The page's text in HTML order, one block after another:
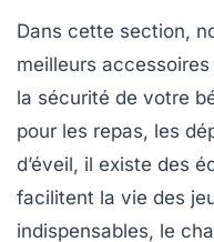
Dans cette section,
meilleurs accessoires
la sécurité de votre
pour les repas, les
d’éveil, il existe des
facilitent la vie des
indispensables, le